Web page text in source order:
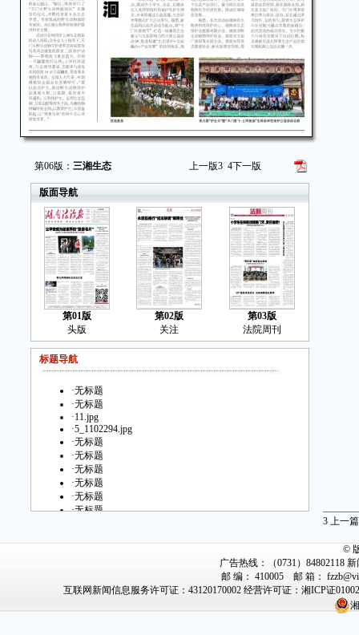
第06版： 三湘生态 上一版3 4下一版
版面导航
第01版
头版
第02版
关注
第03版
法院周刊
标题导航
·无标题
·无标题
·11.jpg
·5_1102294.jpg
·无标题
·无标题
·无标题
·无标题
·无标题
·无标题
·无标题
3 上一篇
©
广告热线：（0731）84802118
邮 编： 410005 邮 箱：
互联网新闻信息服务许可证：43120170002 经营许可证：湘ICP证